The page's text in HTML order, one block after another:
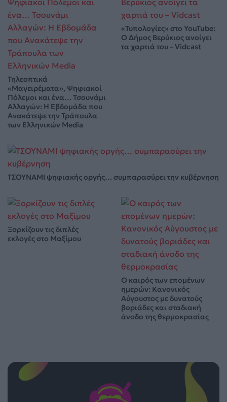
Τηλεοπτικά
«Μαγειρέματα», Ψηφιακοί
Πόλεμοι και ένα… Τσουνάμι
Αλλαγών: Η Εβδομάδα που
Ανακάτεψε την Τράπουλα
των Ελληνικών Media
«Τυπολογίες» στο YouTube:
Ο Δήμος Βερύκιος ανοίγει
τα χαρτιά του – Vidcast
ΤΣΟΥΝΑΜΙ ψηφιακής οργής… συμπαρασύρει την κυβέρνηση
Ξορκίζουν τις διπλές
εκλογές στο Μαξίμου
Ο καιρός των επομένων
ημερών: Κανονικός
Αύγουστος με δυνατούς
βοριάδες και σταδιακή
άνοδο της θερμοκρασίας